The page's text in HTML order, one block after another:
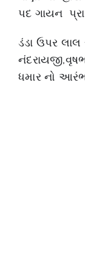
પદ ગાયન
ડંડા ઉપર
ધમાર નો